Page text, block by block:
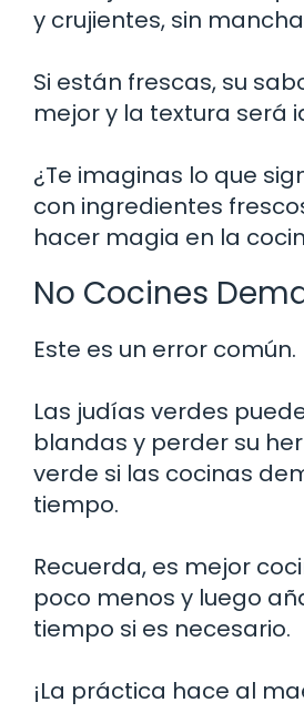
y crujientes, sin
Si están frescas, su
mejor y la textura será
¿Te imaginas lo que
con ingredientes
hacer magia en la
No Cocines
Este es un error común.
Las judías verdes
blandas y perder su
verde si las cocinas
tiempo.
Recuerda, es mejor
poco menos y luego
tiempo si es necesario.
¡La práctica hace al